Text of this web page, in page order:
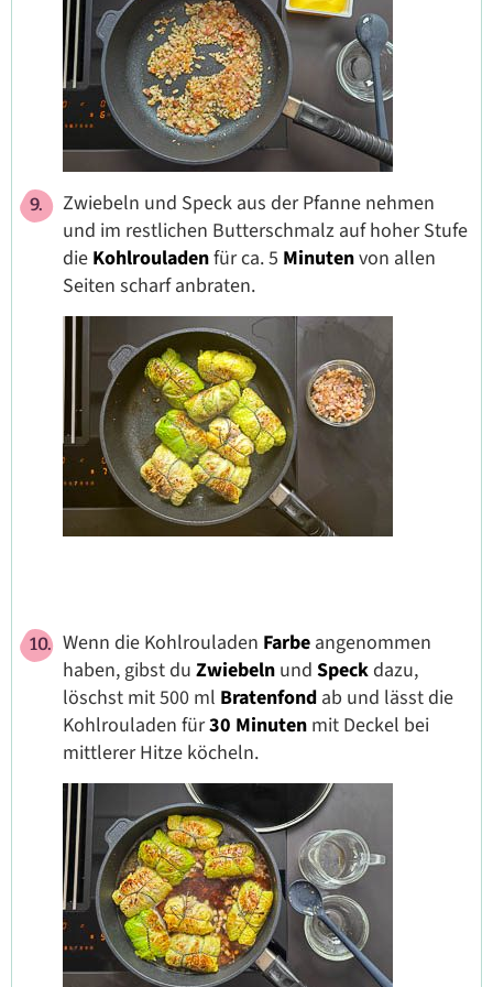
Zwiebeln und Speck aus der Pfanne nehmen
und im restlichen Butterschmalz auf hoher Stufe
die Kohlrouladenfür ca. 5 Minutenvon allen
Seiten scharf anbraten.
Wenn die Kohlrouladen Farbe angenommen
haben, gibst du Zwiebeln und Speckdazu,
löschst mit 500 ml Bratenfond ab und lässt die
Kohlrouladen für30 Minuten mit Deckel bei
mittlerer Hitze köcheln.